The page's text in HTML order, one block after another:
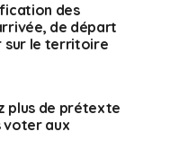
des
de départ
sur le territoire
plus de prétexte
voter aux